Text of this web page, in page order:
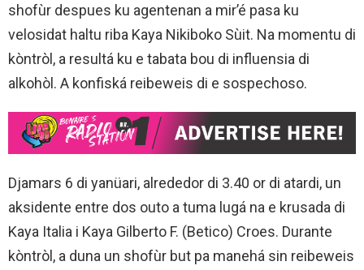
shofùr despues ku agentenan a mir’é pasa ku
velosidat haltu riba Kaya Nikiboko Sùit. Na momentu di
kòntròl, a resultá ku e tabata bou di influensia di
alkohòl. A konfiská reibeweis di e sospechoso.
Djamars 6 di yanüari, alrededor di 3.40 or di atardi, un
aksidente entre dos outo a tuma lugá na e krusada di
Kaya Italia i Kaya Gilberto F. (Betico) Croes. Durante
kòntròl, a duna un shofùr but pa manehá sin reibeweis